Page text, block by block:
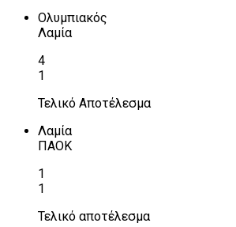
Ολυμπιακός
Λαμία
4
1
Τελικό Αποτέλεσμα
Λαμία
ΠΑΟΚ
1
1
Τελικό αποτέλεσμα